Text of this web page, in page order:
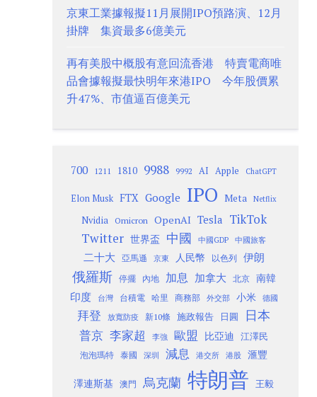
京東工業據報擬11月展開IPO預路演、12月
掛牌 集資最多6億美元
再有美股中概股有意回流香港 特賣電商唯
品會據報擬最快明年來港IPO 今年股價累
升47%、市值逼百億美元
700 1211 1810 9988 9992 AI Apple ChatGPT
Elon Musk FTX Google IPO Meta Netflix
Nvidia Omicron OpenAI Tesla TikTok
Twitter 世界盃 中國 中國GDP 中國旅客
二十大 亞馬遜 京東 人民幣 以色列 伊朗
俄羅斯 停擺 內地 加息 加拿大 北京
南韓
印度
台灣 台積電 哈里 商務部 外交部 小米 德國
拜登 放寬防疫 新10條 施政報告 日圓 日本
普京 李家超 李強 歐盟 比亞迪 江澤民
泡泡瑪特 泰國 深圳 減息 港交所 港股 滙豐
澤連斯基 澳門 烏克蘭 特朗普 王毅